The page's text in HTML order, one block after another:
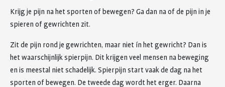
Krijg je pijn na het sporten of bewegen? Ga dan na of de pijn in je
spieren of gewrichten zit.
Zit de pijn rond je gewrichten, maar niet ín het gewricht? Dan is
het waarschijnlijk spierpijn. Dit krijgen veel mensen na beweging
en is meestal niet schadelijk. Spierpijn start vaak de dag na het
sporten of bewegen. De tweede dag wordt het erger. Daarna